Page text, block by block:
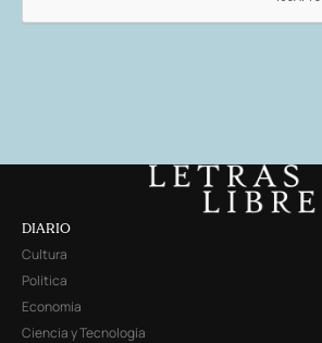
DIARIO
Cultura
Política
Economía
Ciencia y Tecnología